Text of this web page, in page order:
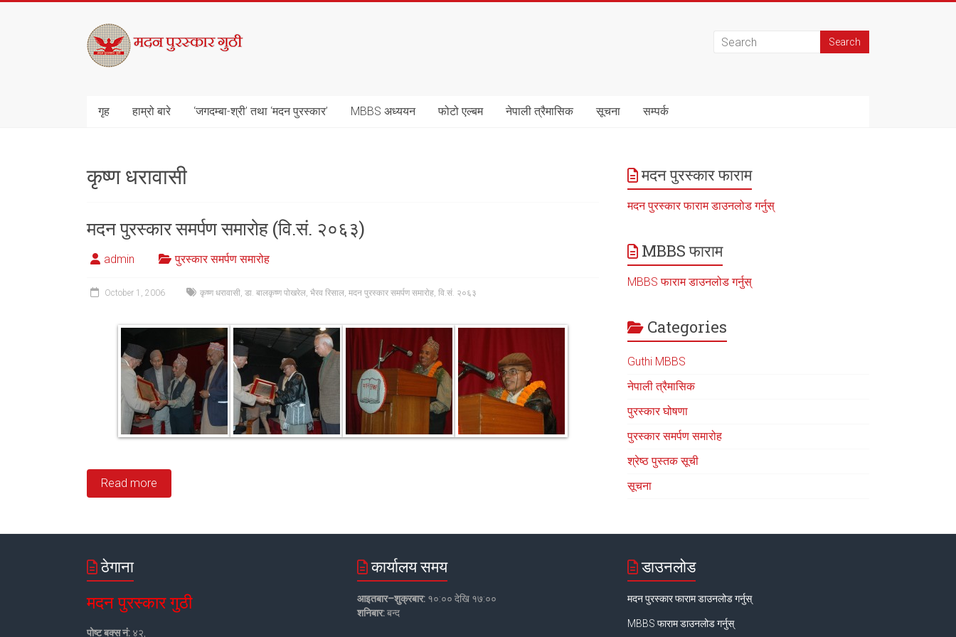
मदन
पुरस्कार
गुठी
गृह हाम्रो बारे ‘जगदम्बा-श्री’ तथा ‘मदन पुरस्कार’ MBBS अध्ययन फोटो एल्बम नेपाली त्रैमासिक सूचना सम्पर्क
कृष्ण धरावासी
मदन पुरस्कार समर्पण समारोह (वि.सं. २०६३)
admin पुरस्कार समर्पण समारोह
October 1, 2006 कृष्ण धरावासी, डा. बालकृष्ण पोखरेल, भैरव रिसाल, मदन पुरस्कार समर्पण समारोह, वि.सं. २०६३
Read more
मदन पुरस्कार फाराम
मदन पुरस्कार फाराम डाउनलोड गर्नुस्
MBBS फाराम
MBBS फाराम डाउनलोड गर्नुस्
Categories
Guthi MBBS
नेपाली त्रैमासिक
पुरस्कार घोषणा
पुरस्कार समर्पण समारोह
श्रेष्ठ पुस्तक सूची
सूचना
ठेगाना
मदन पुरस्कार गुठी
पोष्ट बक्स नं: ४२,
कार्यालय समय
आइतबार–शुक्रबार:१०:०० देखि १७:००
शनिबार:बन्द
डाउनलोड
मदन पुरस्कार फाराम डाउनलोड गर्नुस्
MBBS फाराम डाउनलोड गर्नुस्